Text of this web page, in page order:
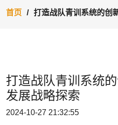
首页 打造战队青训系统的创
打造战队青训系统
发展战略探索
2024-10-27 21:32:55